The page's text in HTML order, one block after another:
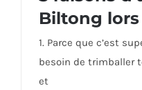
5 raisons
Biltong
1. Parce que c’est
besoin de trimballer
et